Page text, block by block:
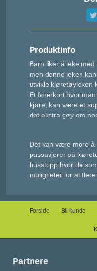
Produktinfo
Barn liker å leke
men denne leken
utvikle kjøretøyleken
Et førerkort hvor
kjøre, kan være et
det ekstra gøy om
Det kan være moro å
passasjerer på
busstopp hvor de
muligheter for at
Forside Bli kunde
Partnere